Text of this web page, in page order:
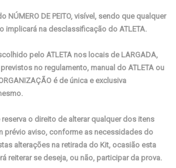
NÚMERO DE PEITO, visível, sendo que qualquer
implicará na desclassificação do ATLETA.
pelo ATLETA nos locais de LARGADA,
no regulamento, manual do ATLETA ou
é de única e exclusiva
reserva o direito de alterar qualquer dos itens
prévio aviso, conforme as necessidades do
alterações na retirada do Kit, ocasião esta
reiterar se deseja, ou não, participar da prova.